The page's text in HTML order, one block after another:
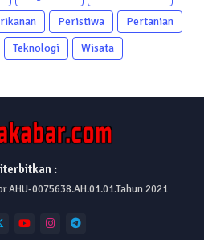
Peristiwa
Pertanian
Teknologi Wisata
:
AHU-0075638.AH.01.01.Tahun 2021